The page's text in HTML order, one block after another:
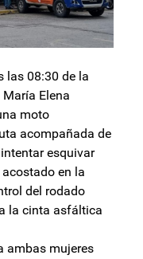
las 08:30 de la
Elena
moto
acompañada de
esquivar
en la
del rodado
la cinta asfáltica
ambas mujeres